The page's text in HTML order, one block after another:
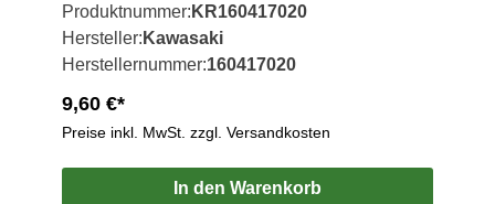
Produktnummer: KR160417020
Hersteller: Kawasaki
Herstellernummer:160417020
9,60 €*
Preise inkl. MwSt. zzgl. Versandkosten
In den Warenkorb